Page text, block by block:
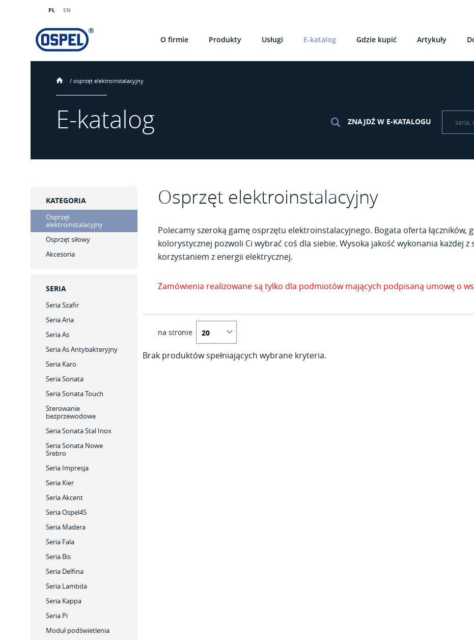
PL EN
O firmie Produkty Usługi E-katalog Gdzie kupić Artykuły
/ osprzęt elektroinstalacyjny
E-katalog ZNAJDŹ W E-KATALOGU
KATEGORIA
Osprzęt
elektroinstalacyjny
Osprzęt siłowy
Akcesoria
SERIA
Seria Szafir
Seria Aria
Seria As
Seria As Antybakteryjny
Seria Karo
Seria Sonata
Seria Sonata Touch
Sterowanie
bezprzewodowe
Seria Sonata Stal Inox
Seria Sonata Nowe
Srebro
Seria Impresja
Seria Kier
Seria Akcent
Seria Ospel45
Seria Madera
Seria Fala
Seria Bis
Seria Delfina
Seria Lambda
Seria Kappa
Seria Pi
Moduł podświetlenia
Osprzęt elektroinstalacyjny
Polecamy szeroką gamę osprzętu elektroinstalacyjnego. Bogata oferta łączników,
kolorystycznej pozwoli Ci wybrać coś dla siebie. Wysoka jakość wykonania każdej
korzystaniem z energii elektrycznej.
Zamówienia realizowane są tylko dla podmiotów mających podpisaną umowę o
na stronie
Brak produktów spełniających wybrane kryteria.